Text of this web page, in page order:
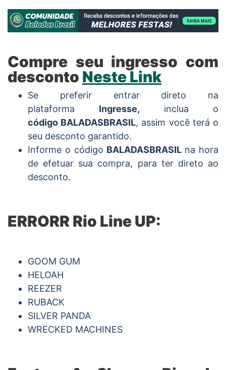
Compre seu ingresso com
desconto Neste Link
Se preferir entrar direto na
plataforma Ingresse, inclua o
código BALADASBRASIL, assim você terá o
seu desconto garantido.
Informe o código BALADASBRASIL na hora
de efetuar sua compra, para ter direto ao
desconto.
ERRORR Rio Line UP:
GOOM GUM
HELOAH
REEZER
RUBACK
SILVER PANDA
WRECKED MACHINES